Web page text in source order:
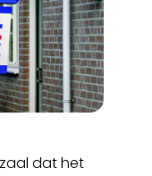
zaal dat het